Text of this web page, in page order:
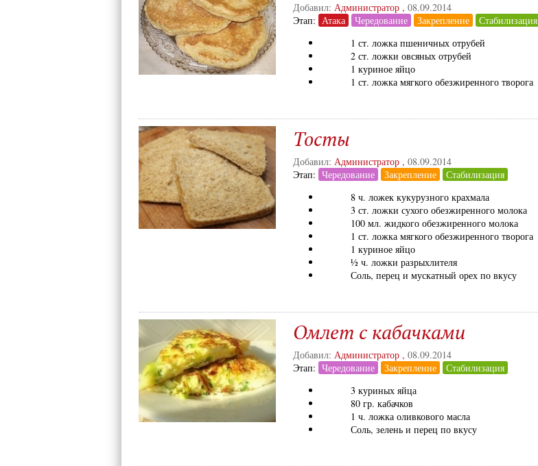
Добавил: Администратор , 08.09.2014
Этап: Атака Чередование Закрепление
Стабилизация
1 ст. ложка пшеничных отрубей
2 ст. ложки овсяных отрубей
1 куриное яйцо
1 ст. ложка мягкого обезжиренного творога
Тосты
Добавил: Администратор , 08.09.2014
Этап: Чередование Закрепление
Стабилизация
8 ч. ложек кукурузного крахмала
3 ст. ложки сухого обезжиренного молока
100 мл. жидкого обезжиренного молока
1 ст. ложка мягкого обезжиренного творога
1 куриное яйцо
½ ч. ложки разрыхлителя
Соль, перец и мускатный орех по вкусу
Омлет с кабачками
Добавил: Администратор , 08.09.2014
Этап: Чередование Закрепление
Стабилизация
3 куриных яйца
80 гр. кабачков
1 ч. ложка оливкового масла
Соль, зелень и перец по вкусу